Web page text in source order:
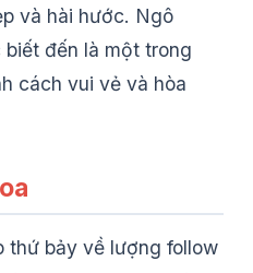
và hài hước. Ngô
đến là một trong
cách vui vẻ và hòa
thứ bảy về lượng follow